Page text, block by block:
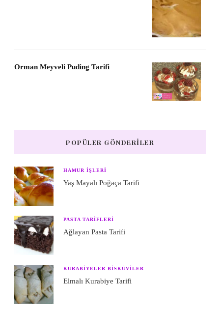
Orman Meyveli Puding Tarifi
POPÜLER GÖNDERILER
HAMUR IŞLERI
Yaş Mayalı Poğaça Tarifi
PASTA TARIFLERI
Ağlayan Pasta Tarifi
KURABIYELER BISKÜVILER
Elmalı Kurabiye Tarifi